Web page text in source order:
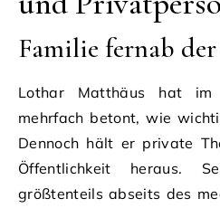
Familie fernab
Lothar Matthäus hat im
mehrfach betont, wie
Dennoch hält er private
Öffentlichkeit heraus.
größtenteils abseits des